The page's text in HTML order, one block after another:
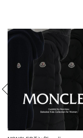
RE STOCK
COMING SOON
TOPICS
JOURNAL